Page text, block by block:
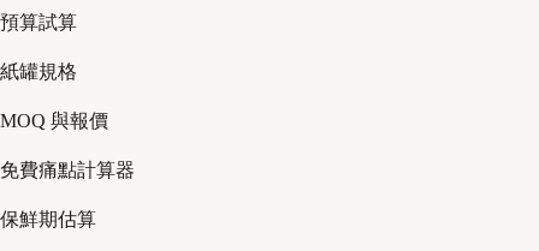
預算試算
紙罐規格
MOQ 與報價
免費痛點計算器
保鮮期估算